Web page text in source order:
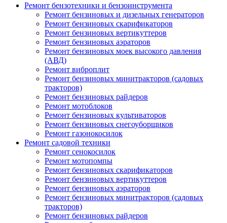
Ремонт бензотехники и бензоинструмента
Ремонт бензиновых и дизельных генераторов
Ремонт бензиновых скарификаторов
Ремонт бензиновых вертикуттеров
Ремонт бензиновых аэраторов
Ремонт бензиновых моек высокого давления
(АВД)
Ремонт виброплит
Ремонт бензиновых минитракторов (садовых
тракторов)
Ремонт бензиновых райдеров
Ремонт мотоблоков
Ремонт бензиновых культиваторов
Ремонт бензиновых снегоуборщиков
Ремонт газонокосилок
Ремонт садовой техники
Ремонт сенокосилок
Ремонт мотопомпы
Ремонт бензиновых скарификаторов
Ремонт бензиновых вертикуттеров
Ремонт бензиновых аэраторов
Ремонт бензиновых минитракторов (садовых
тракторов)
Ремонт бензиновых райдеров